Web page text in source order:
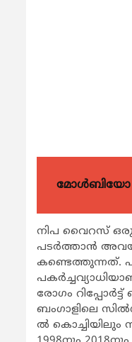
മോൾബിയോ
നിപ വൈറസ്
പടര്‍ത്താന്‍
കണ്ടെത്തുന്നത്.
രോഗം
ബംഗാളിലെ
ല്‍ കൊച്ചിയിലും